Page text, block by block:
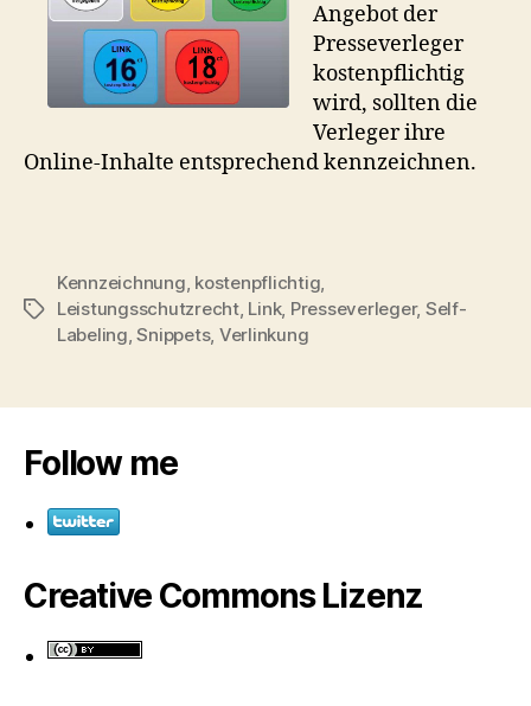
Angebot der
Presseverleger
kostenpflichtig
wird, sollten die
Verleger ihre
Online-Inhalte entsprechend kennzeichnen.
Schlagwörter
Kennzeichnung kostenpflichtig
Leistungsschutzrecht, Link, Presseverleger, Self-
Labeling ,Snippets, Verlinkung
Follow me
Creative Commons Lizenz